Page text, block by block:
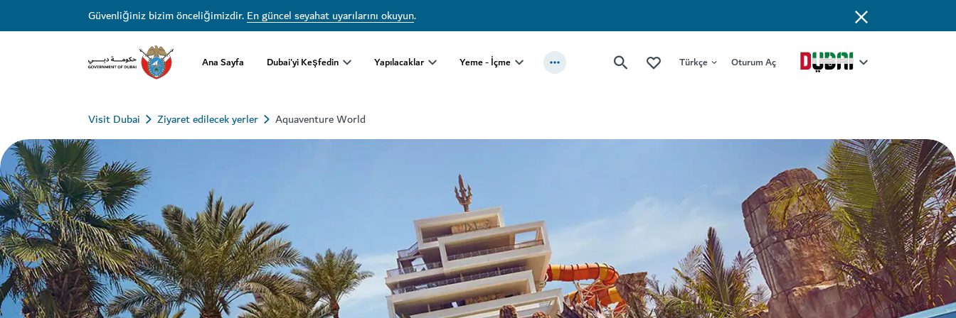
Güvenliğiniz bizim önceliğimizdir.En güncel seyahat uyarılarını okuyun.
Ana Sayfa Dubai'yi Keşfedin Yapılacaklar Yeme - İçme Türkçe Oturum Aç
Visit Dubai Ziyaret edilecek yerler Aquaventure World